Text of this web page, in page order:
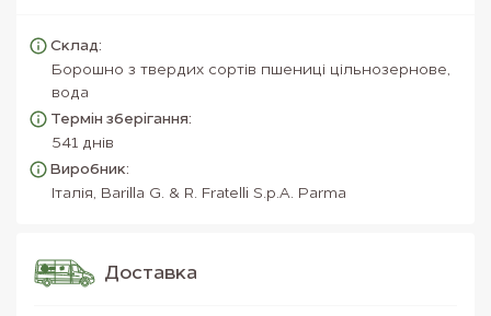
Склад:
Борошно з твердих сортів пшениці цільнозернове,
вода
Термін зберігання:
541 днів
Виробник:
Італія, Barilla G. & R. Fratelli S.p.A. Parma
Доставка